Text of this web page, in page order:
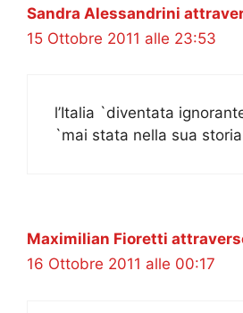
Sandra Alessandrini
15 Ottobre 2011 alle 23:53
l’Italia `diventata
`mai stata nella sua storia
Maximilian Fioretti
16 Ottobre 2011 alle 00:17